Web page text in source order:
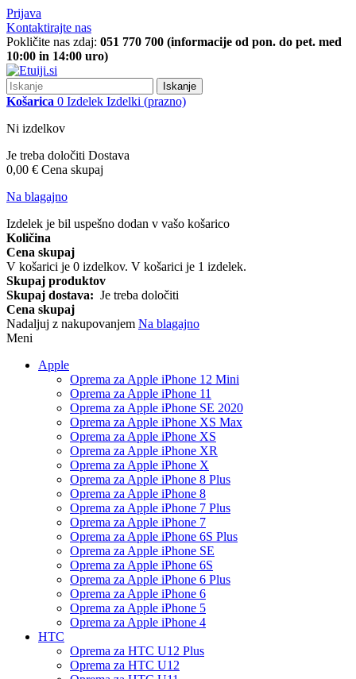
Prijava
Kontaktirajte nas
Pokličite nas zdaj: 051 770 700 (informacije od pon. do pet. med
10:00 in 14:00 uro)
Iskanje
Košarica 0 Izdelek Izdelki (prazno)
Ni izdelkov
Je treba določiti Dostava
0,00 € Cena skupaj
Na blagajno
Izdelek je bil uspešno dodan v vašo košarico
Količina
Cena skupaj
V košarici je 0 izdelkov. V košarici je 1 izdelek.
Skupaj produktov
Skupaj dostava: Je treba določiti
Cena skupaj
Nadaljuj z nakupovanjem Na blagajno
Meni
Apple
Oprema za Apple iPhone 12 Mini
Oprema za Apple iPhone 11
Oprema za Apple iPhone SE 2020
Oprema za Apple iPhone XS Max
Oprema za Apple iPhone XS
Oprema za Apple iPhone XR
Oprema za Apple iPhone X
Oprema za Apple iPhone 8 Plus
Oprema za Apple iPhone 8
Oprema za Apple iPhone 7 Plus
Oprema za Apple iPhone 7
Oprema za Apple iPhone 6S Plus
Oprema za Apple iPhone SE
Oprema za Apple iPhone 6S
Oprema za Apple iPhone 6 Plus
Oprema za Apple iPhone 6
Oprema za Apple iPhone 5
Oprema za Apple iPhone 4
HTC
Oprema za HTC U12 Plus
Oprema za HTC U12